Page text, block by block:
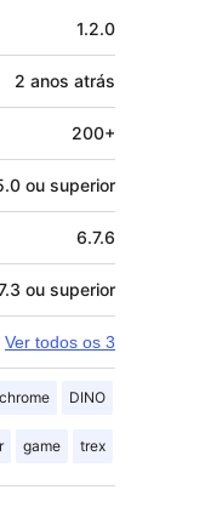
1.2.0
2 anos atrás
200+
ou superior
6.7.6
ou superior
Ver todos os 3
chrome DINO
game trex